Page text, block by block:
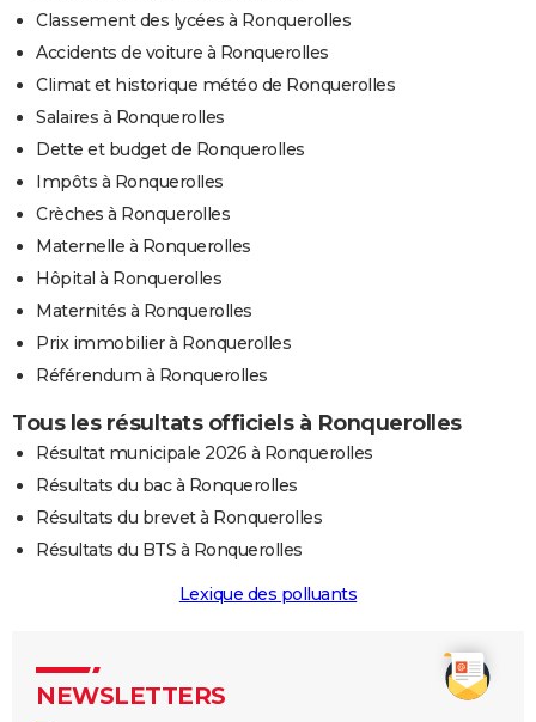
Classement des lycées à Ronquerolles
Accidents de voiture à Ronquerolles
Climat et historique météo de Ronquerolles
Salaires à Ronquerolles
Dette et budget de Ronquerolles
Impôts à Ronquerolles
Crèches à Ronquerolles
Maternelle à Ronquerolles
Hôpital à Ronquerolles
Maternités à Ronquerolles
Prix immobilier à Ronquerolles
Référendum à Ronquerolles
Tous les résultats officiels à Ronquerolles
Résultat municipale 2026 à Ronquerolles
Résultats du bac à Ronquerolles
Résultats du brevet à Ronquerolles
Résultats du BTS à Ronquerolles
Lexique des polluants
NEWSLETTERS